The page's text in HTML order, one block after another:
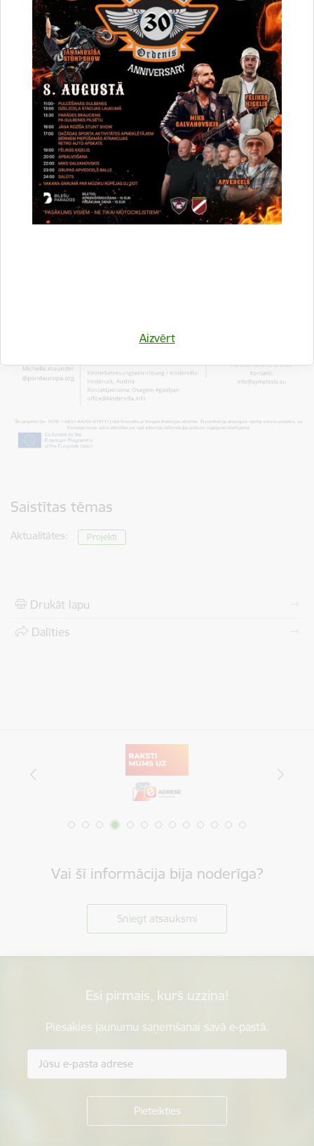
Aizvērt
Saistītas tēmas
Aktualitātes: Projekti
Drukāt lapu
Dalīties
Vai šī informācija bija noderīga?
Sniegt atsauksmi
Esi pirmais, kurš uzzina!
Piesakies jaunumu saņemšanai savā e-pastā.